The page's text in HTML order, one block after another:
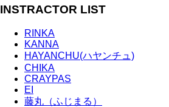
INSTRACTOR LIST
RINKA
KANNA
HAYANCHU(ハヤンチュ)
CHIKA
CRAYPAS
EI
藤丸（ふじまる）